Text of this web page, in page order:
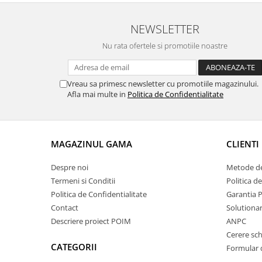
NEWSLETTER
Nu rata ofertele si promotiile noastre
Vreau sa primesc newsletter cu promotiile magazinului.
Afla mai multe in Politica de Confidentialitate
MAGAZINUL GAMA
Despre noi
Termeni si Conditii
Politica de Confidentialitate
Contact
Descriere proiect POIM
CATEGORII
CLIENTI
Metode
Politica
Garantia
ANPC
Cerere
Formular